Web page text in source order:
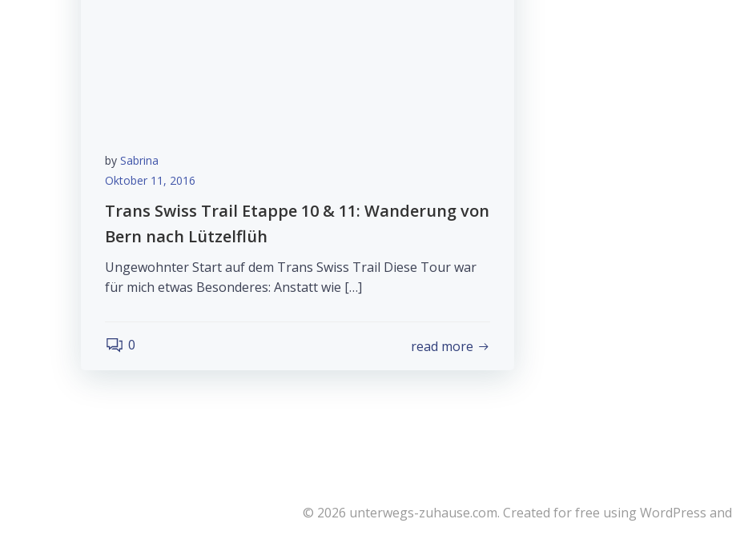
by Sabrina
Oktober 11, 2016
Trans Swiss Trail Etappe 10 & 11: Wanderung von
Bern nach Lützelflüh
Ungewohnter Start auf dem Trans Swiss Trail Diese Tour war
für mich etwas Besonderes: Anstatt wie […]
0 read more
© 2026 unterwegs-zuhause.com. Created for free using WordPress and